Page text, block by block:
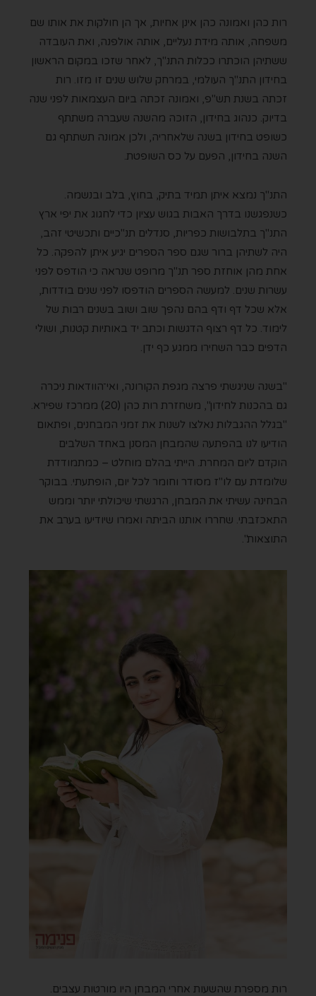
רות כהן ואמונה כהן אינן אחיות, אך הן חולקות את אותו שם
משפחה, אותה מידת נעליים, אותה אולפנה, ואת העובדה
ששתיהן הוכתרו ככלות התנ"ך, לאחר שזכו במקום הראשון
בחידון התנ"ך העולמי, במרחק שלוש שנים זו מזו. רות
זכתה בשנת תש"פ, ואמונה זכתה ביום העצמאות לפני שנה
בדיוק. כנהוג בחידון, הזוכה מהשנה שעברה משתתף
כשופט בחידון בשנה שלאחריה, ולכן אמונה תשתתף גם
השנה בחידון, הפעם על כס השופטת.
התנ"ך נמצא איתן תמיד בתיק, בחוץ, בלב ובנשמה.
כשנפגשנו בדרך האבות בגוש עציון כדי לחגוג את יפי ארץ
התנ"ך בתלבושות כפריות, סנדלים תנ"כיים ותכשיטי זהב,
היה לשתיהן ברור שגם ספר הספרים יגיע איתן להפקה. כל
אחת מהן אוחזת ספר תנ"ך מרופט שנראה כי הודפס לפני
עשרות שנים. למעשה הספרים הודפסו לפני שנים בודדות,
אלא שכל דף ודף בהם נהפך שוב ושוב בשנים רבות של
לימוד. כל דף רצוף הדגשות וכתב יד באותיות קטנות, ושולי
הדפים כבר השחירו ממגע כף ידן.
"בשנה שניגשתי פרצה מגפת הקורונה, ואי־הוודאות ניכרה
גם בהכנות לחידון", משחזרת רות כהן (20) ממרכז שפירא.
"בגלל ההגבלות נאלצו לשנות את זמני המבחנים, ופתאום
הודיעו לנו בהפתעה שהמבחן המסנן באחד השלבים
הוקדם ליום המחרת. הייתי בהלם מוחלט – כמתמודדת
שלומדת עם לו"ז מסודר וחומר לכל יום, הופתעתי. בבוקר
הבחינה עשיתי את המבחן, הרגשתי שיכולתי יותר וממש
התאכזבתי. שחררו אותנו הביתה ואמרו שיודיעו בערב את
התוצאות".
רות מספרת שהשעות אחרי המבחן היו מורטות עצבים.